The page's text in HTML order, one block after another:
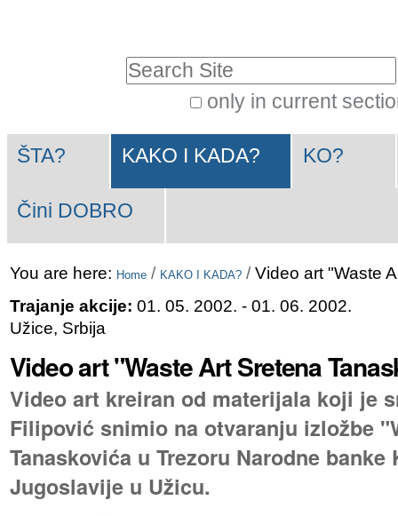
Skip
to
navigation
only in current
Search…
Navigation
ŠTA? KAKO I KADA? KO?
Čini DOBRO
You are here: Home / KAKO I KADA? / Video art "Waste
Trajanje akcije: 01. 05. 2002. - 01. 06. 2002.
Užice, Srbija
Video art "Waste Art Sretena
Video art kreiran od materijala koji je
Filipović snimio na otvaranju izložbe
Tanaskovića u Trezoru Narodne banke
Jugoslavije u Užicu.